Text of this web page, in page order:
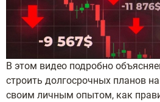
В этом видео подробно
строить долгосрочных планов
своим личным опытом, как